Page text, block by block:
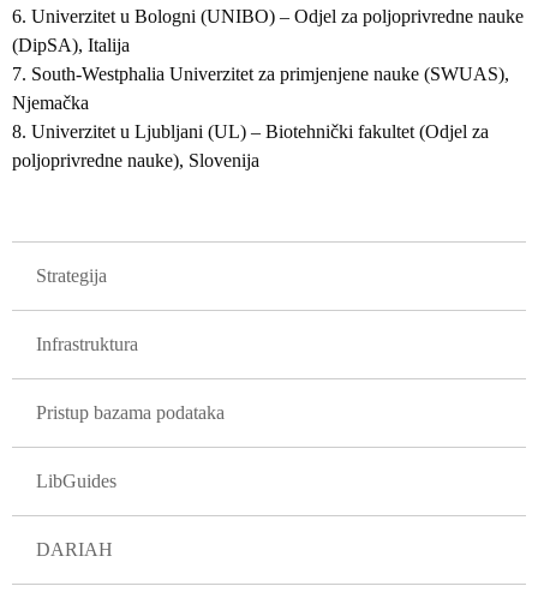
6. Univerzitet u Bologni (UNIBO) – Odjel za poljoprivredne nauke
(DipSA), Italija
7. South-Westphalia Univerzitet za primjenjene nauke (SWUAS),
Njemačka
8. Univerzitet u Ljubljani (UL) – Biotehnički fakultet (Odjel za
poljoprivredne nauke), Slovenija
Strategija
Infrastruktura
Pristup bazama podataka
LibGuides
DARIAH